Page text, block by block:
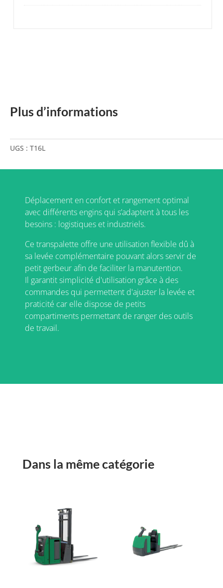
Plus d’informations
UGS : T16L
Déplacement en confort et rangement optimal
avec différents engins qui s’adaptent à tous les
besoins : logistiques et industriels.
Ce transpalette offre une utilisation flexible dû à
sa levée complémentaire pouvant alors servir de
petit gerbeur afin de faciliter la manutention.
Il garantit simplicité d'utilisation grâce à des
commandes qui permettent d'ajuster la levée et
praticité car elle dispose de petits
compartiments permettant de ranger des outils
de travail.
Dans la même catégorie